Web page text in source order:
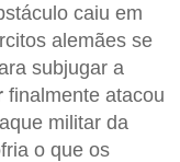
caiu em
alemães se
subjugar a
finalmente atacou
militar da
o que os